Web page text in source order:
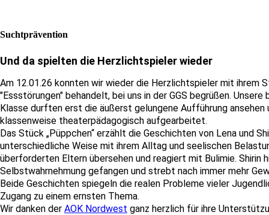
Suchtprävention
Und da spielten die Herzlichtspieler wieder
Am 12.01.26 konnten wir wieder die Herzlichtspieler mit ihrem
"Essstörungen" behandelt, bei uns in der GGS begrüßen.
Klasse durften erst die äußerst gelungene Aufführung ansehen
klassenweise theaterpädagogisch aufgearbeitet.
Das Stück „Püppchen“ erzählt die Geschichten von Lena und
unterschiedliche Weise mit ihrem Alltag und seelischen
überforderten Eltern übersehen und reagiert mit Bulimie. Shirin
Selbstwahrnehmung gefangen und strebt nach immer mehr
Beide Geschichten spiegeln die realen Probleme vieler
Zugang zu einem ernsten Thema.
Wir danken der AOK Nordwest ganz herzlich für ihre